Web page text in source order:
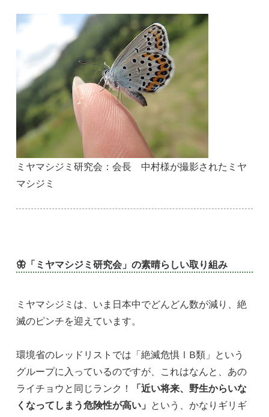
ミヤマシジミ研究会：会長 中村様が撮影されたミヤ
マシジミ
🦋 「ミヤマシジミ研究会」の素晴らしい取り組み
ミヤマシジミは、いま日本中でどんどん数が減り、絶
滅のピンチを迎えています。
環境省のレッドリストでは「絶滅危惧ⅠB類」という
グループに入っているのですが、これはなんと、あの
ライチョウと同じランク！
「近い将来、野生からいな
くなってしまう危険性が高い」 という、かなりギリギ